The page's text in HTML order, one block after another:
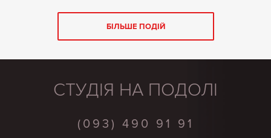
БІЛЬШЕ ПОДІЙ
СТУДІЯ НА ПОДОЛІ
(093) 490 91 91